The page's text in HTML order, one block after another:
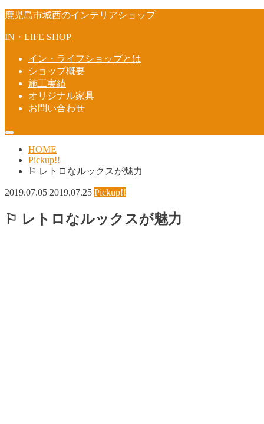
鹿児島市城西のインテリアショップ
IN・LIFE SHOP
イン・ライフショップとは
ショップ概要
施工実績
オリジナル家具
お問い合わせ
HOME
Pickup!!
⚐ レトロなルックスが魅力
2019.07.05 2019.07.25 Pickup!!
⚐ レトロなルックスが魅力